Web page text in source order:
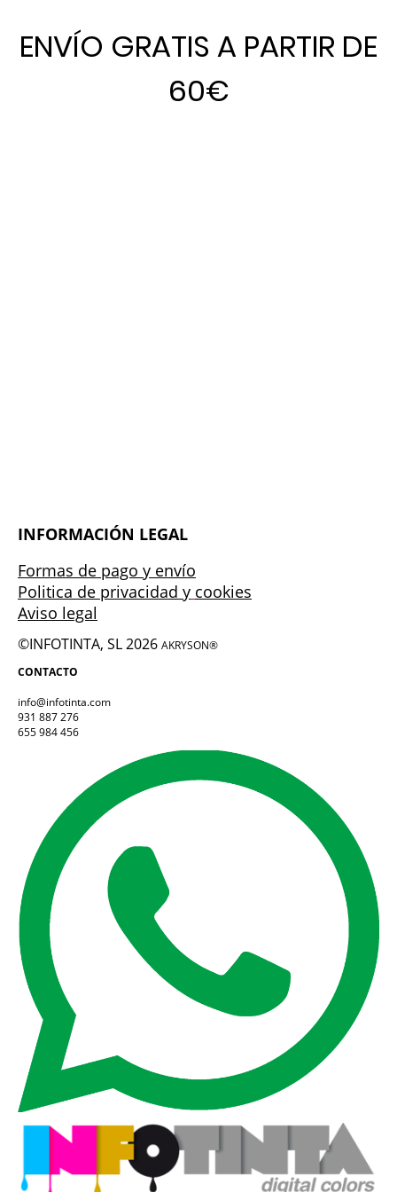
ENVÍO GRATIS A PARTIR DE
60€
INFORMACIÓN LEGAL
Formas de pago y envío
Politica de privacidad y cookies
Aviso legal
©INFOTINTA, SL 2026 AKRYSON®
CONTACTO
info@infotinta.com
931 887 276
655 984 456